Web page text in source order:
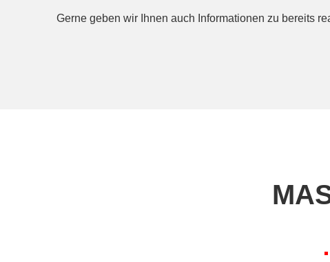
Gerne geben wir Ihnen auch Informationen zu bereits